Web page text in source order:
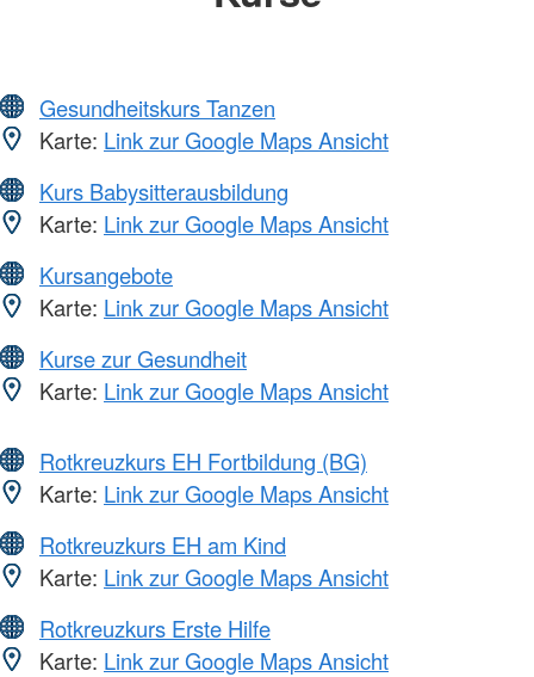
Gesundheitskurs Tanzen
Karte: Link zur Google Maps Ansicht
Kurs Babysitterausbildung
Karte: Link zur Google Maps Ansicht
Kursangebote
Karte: Link zur Google Maps Ansicht
Kurse zur Gesundheit
Karte: Link zur Google Maps Ansicht
Rotkreuzkurs EH Fortbildung (BG)
Karte: Link zur Google Maps Ansicht
Rotkreuzkurs EH am Kind
Karte: Link zur Google Maps Ansicht
Rotkreuzkurs Erste Hilfe
Karte: Link zur Google Maps Ansicht